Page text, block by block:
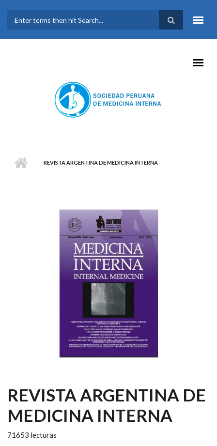
FORMULARIO DE
BÚSQUEDA
REVISTA ARGENTINA DE MEDICINA INTERNA
REVISTA ARGENTINA DE
MEDICINA INTERNA
71653 lecturas